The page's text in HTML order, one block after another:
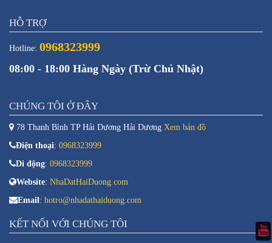
HỖ TRỢ
Hotline: 0968323999
08:00 - 18:00 Hàng Ngày (Trừ Chủ Nhật)
CHÚNG TÔI Ở ĐÂY
78 Thanh Bình TP Hải Dương Hải Dương Xem bản đồ
Điện thoại: 0968323999
Di động: 0968323999
Website: NhaDatHaiDuong.com
Email: hotro@nhadathaiduong.com
KẾT NỐI VỚI CHÚNG TÔI